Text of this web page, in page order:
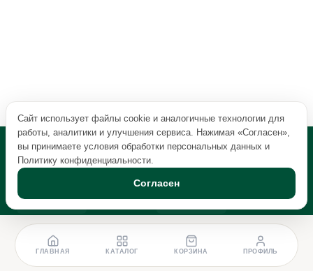
ГЛАВНАЯ КАТАЛОГ КОРЗИНА ПРОФИЛЬ
Сайт использует файлы cookie и аналогичные технологии для
работы, аналитики и улучшения сервиса. Нажимая «Согласен»,
вы принимаете условия обработки персональных данных и
Политику конфиденциальности.
Согласен